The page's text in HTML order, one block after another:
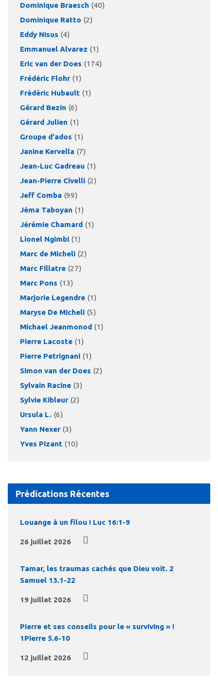
Dominique Braesch (40)
Dominique Ratto (2)
Eddy Nisus (4)
Emmanuel Alvarez (1)
Eric van der Does (174)
Frédéric Flohr(1)
Frédéric Hubault(1)
Gérard Bezin (6)
Gérard Julien (1)
Groupe d'ados (1)
Janine Kervella (7)
Jean-Luc Gadreau (1)
Jean-Pierre Civelli(2)
Jeff Comba (99)
Jéma Taboyan (1)
Jérémie Chamard(1)
Lionel Ngimbi(1)
Marc de Micheli(2)
Marc Fillatre(27)
Marc Pons (13)
Marjorie Legendre(1)
Maryse De Micheli(5)
Michael Jeanmonod(1)
Pierre Lacoste(1)
Pierre Petrignani(1)
Simon van der Does (2)
Sylvain Racine(3)
Sylvie Kibleur(2)
Ursula L.(6)
Yann Nexer(3)
Yves Pizant(10)
Prédications Récentes
Louange à un filou ! Luc 16:1-9
26 juillet 2026
Tamar, les traumas cachés que Dieu voit. 2
Samuel 13.1-22
19 juillet 2026
Pierre et ses conseils pour le « surviving » !
1Pierre 5.6-10
12 juillet 2026